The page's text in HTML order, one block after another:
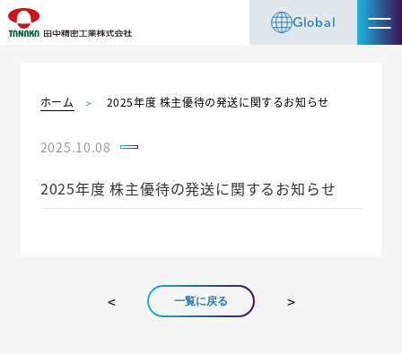
Global
ホーム 2025年度 株主優待の発送に関するお知らせ
2025.10.08
2025年度 株主優待の発送に関するお知らせ
一覧に戻る